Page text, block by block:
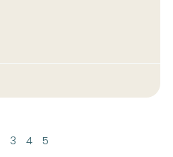
3 4 5